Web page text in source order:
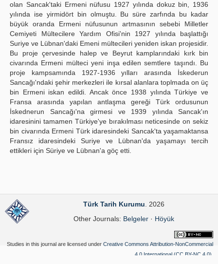
olan Sancak'taki Ermeni nüfusu 1927 yılında dokuz bin, 1936
yılında ise yirmidört bin olmuştu. Bu süre zarfında bu kadar
büyük oranda Ermeni nüfusunun artmasının sebebi Milletler
Cemiyeti Mültecilere Yardım Ofisi'nin 1927 yılında başlattığı
Suriye ve Lübnan'daki Emeni mültecileri yeniden iskan projesidir.
Bu proje çervesinde halep ve Beyrut kamplarındaki kırk bin
civarında Ermeni mülteci yeni inşa edilen semtlere taşındı. Bu
proje kampsamında 1927-1936 yılları arasında İskederun
Sancağı'ndaki şehir merkezleri ile kırsal alanlara toplmada on üç
bin Ermeni iskan edildi. Ancak önce 1938 yılında Türkiye ve
Fransa arasında yapılan antlaşma gereği Türk ordusunun
İskednerun Sancağı'na girmesi ve 1939 yılında Sancak'ın
idaresinini tamamen Türkiye'ye bırakılması neticesinde on sekiz
bin civarında Ermeni Türk idaresindeki Sancak'ta yaşamaktansa
Fransız idaresindeki Suriye ve Lübnan'da yaşamayı tercih
ettikleri için Süriye ve Lübnan'a göç etti.
Türk Tarih Kurumu . 2026
Other Journals: Belgeler· Höyük
Studies in this journal are licensed under Creative Commons Attribution-NonCommercial
4.0 International (CC BY-NC 4.0)